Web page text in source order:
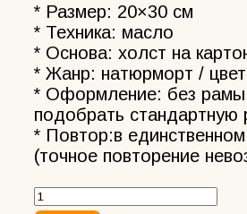
* Размер: 20×30 см
* Техника: масло
* Основа: холст на
* Жанр: натюрморт /
* Оформление: без рамы
подобрать стандартную
* Повтор:в
(точное повторение
Количество